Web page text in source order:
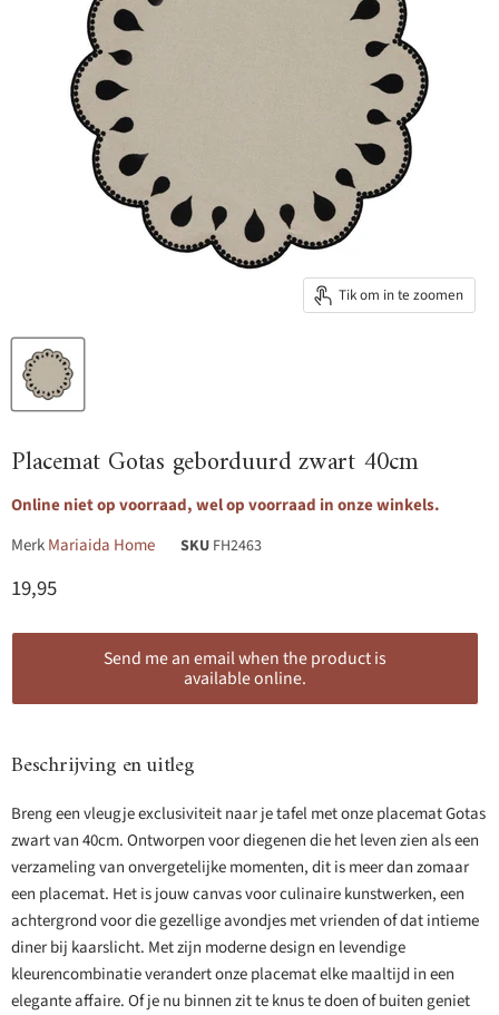
Tik om in te zoomen
Placemat Gotas geborduurd zwart 40cm
Online niet op voorraad, wel op voorraad in onze winkels.
MerkMariaida Home SKU FH2463
Huidige prijs
19,95
Send me an email when the product is
available online.
Beschrijving en uitleg
Breng een vleugje exclusiviteit naar je tafel met onze placemat Gotas
zwart van 40cm. Ontworpen voor diegenen die het leven zien als een
verzameling van onvergetelijke momenten, dit is meer dan zomaar
een placemat. Het is jouw canvas voor culinaire kunstwerken, een
achtergrond voor die gezellige avondjes met vrienden of dat intieme
diner bij kaarslicht. Met zijn moderne design en levendige
kleurencombinatie verandert onze placemat elke maaltijd in een
elegante affaire. Of je nu binnen zit te knus te doen of buiten geniet